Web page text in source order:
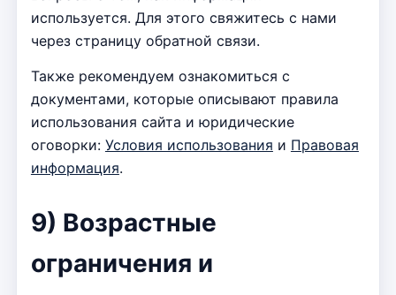
используется. Для этого свяжитесь с нами
через страницу обратной связи.
Также рекомендуем ознакомиться с
документами, которые описывают правила
использования сайта и юридические
оговорки: Условия использования и Правовая
информация.
9) Возрастные
ограничения и